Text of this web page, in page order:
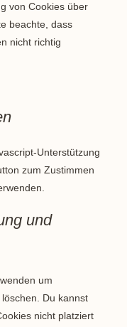
von Cookies über
beachte, dass
nicht richtig
Unterstützung
zum Zustimmen
und
um
Du kannst
nicht platziert